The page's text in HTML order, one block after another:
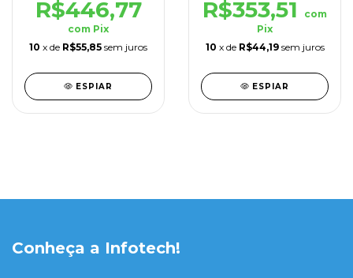
R$446,77
com Pix
10 x de R$55,85 sem juros
ESPIAR
R$353,51
com
Pix
10 x de R$44,19 sem juros
ESPIAR
Conheça a Infotech!